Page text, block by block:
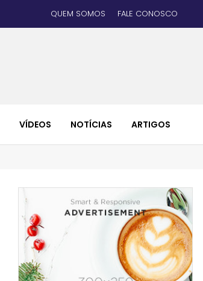
QUEM SOMOS FALE CONOSCO
VÍDEOS NOTÍCIAS ARTIGOS